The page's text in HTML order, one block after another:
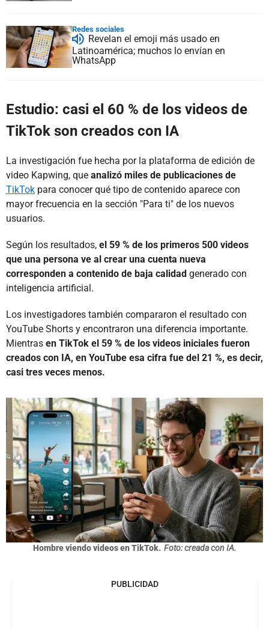
Redes sociales
Revelan el emoji más usado en
Latinoamérica; muchos lo envían en
WhatsApp
Estudio: casi el 60 % de los videos de
TikTok son creados con IA
La investigación fue hecha por la plataforma de edición de
video Kapwing, que analizó miles de publicaciones de
TikTok para conocer qué tipo de contenido aparece con
mayor frecuencia en la sección "Para ti" de los nuevos
usuarios.
Según los resultados, el 59 % de los primeros 500 videos
que una persona ve al crear una cuenta nueva
corresponden a contenido de baja calidad generado con
inteligencia artificial.
Los investigadores también compararon el resultado con
YouTube Shorts y encontraron una diferencia importante.
Mientras en TikTok el 59 % de los videos iniciales fueron
creados con IA, en YouTube esa cifra fue del 21 %, es decir,
casi tres veces menos.
Hombre viendo videos en TikTok. Foto: creada con IA.
PUBLICIDAD